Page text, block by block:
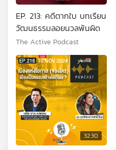
EP. 213: คดีตากใบ บทเรียน
วัฒนธรรมลอยนวลพ้นผิด
The Active Podcast
32:30